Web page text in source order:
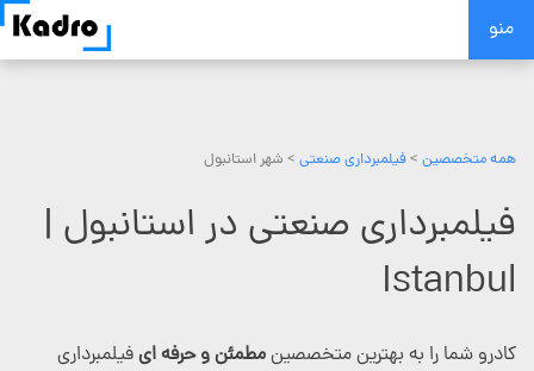
Skip
منو
همه متخصصین >فیلمبرداری صنعتی > شهر استانبول
فیلمبرداری صنعتی در استانبول |
Istanbul
کادرو شما را به بهترین متخصصینمطمئن و حرفه ایفیلمبرداری